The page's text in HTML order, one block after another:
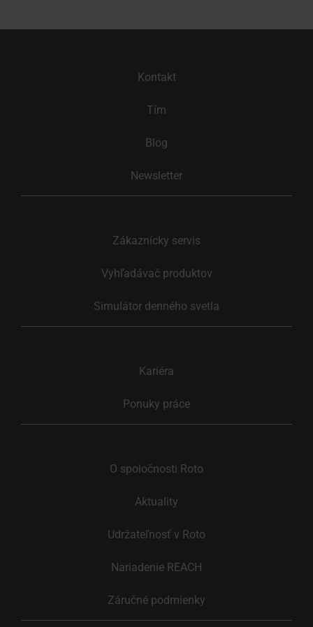
Kontakt
Tím
Blog
Newsletter
Zákaznícky servis
Vyhľadávač produktov
Simulátor denného svetla
Kariéra
Ponuky práce
O spoločnosti Roto
Aktuality
Udržateľnosť v Roto
Nariadenie REACH
Záručné podmienky